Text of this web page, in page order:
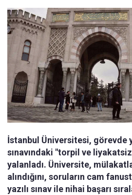
İstanbul Üniversitesi, görevde
sınavındaki "torpil ve
yalanladı. Üniversite,
alındığını, soruların cam
yazılı sınav ile nihai başarı